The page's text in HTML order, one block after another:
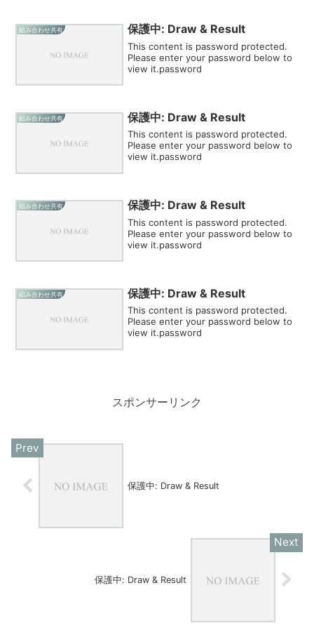
組み合わせ共有 保護中: Draw & Result
This content is password protected.
Please enter your password below to
view it.password
組み合わせ共有 保護中: Draw & Result
This content is password protected.
Please enter your password below to
view it.password
組み合わせ共有 保護中: Draw & Result
This content is password protected.
Please enter your password below to
view it.password
組み合わせ共有 保護中: Draw & Result
This content is password protected.
Please enter your password below to
view it.password
スポンサーリンク
保護中: Draw & Result
保護中: Draw & Result